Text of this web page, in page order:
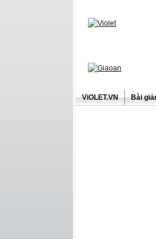
ViOLET.VN Bài